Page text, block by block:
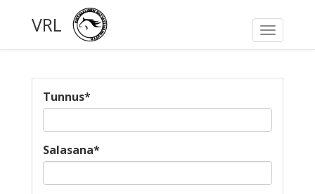
Toggle
VRL
Tunnus*
Salasana*